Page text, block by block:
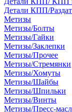
Детали КПП/
Метизы
Метизы/Болты
Метизы/Гайки
Метизы/Заклепки
Метизы/Прочее
Метизы/Стремянки
Метизы/Хомуты
Метизы/Шайбы
Метизы/Шпильки
Метизы/Винты
Метизы/Пресс-